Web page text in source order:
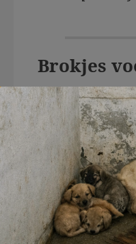
Brokjes
House of
geholpen met
hondenbrokken
van deze
militairen uit de
Dankzij de
achterban